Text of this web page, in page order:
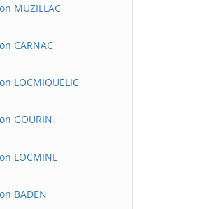
MUZILLAC
CARNAC
LOCMIQUELIC
GOURIN
LOCMINE
BADEN